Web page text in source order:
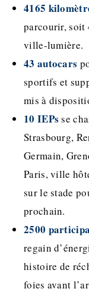
4165
parcourir, soit
ville-lumière.
43 autocars
sportifs et
mis à
10 IEPs se
Strasbourg,
Germain,
Paris, ville
sur le stade
prochain.
2500
regain
histoire de
foies avant